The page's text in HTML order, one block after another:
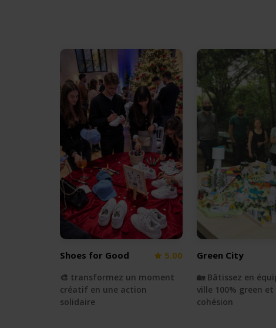
Shoes for Good 5.00
🎨 transformez un moment
créatif en une action
solidaire
Green City
🏡 Bâtissez en
ville 100% green et
cohésion